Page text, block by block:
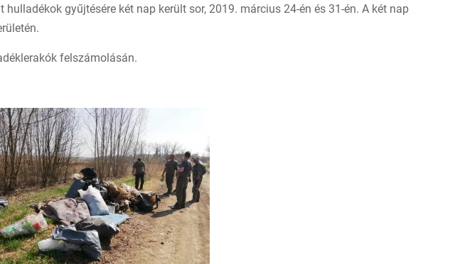
gyűjtésére két nap került sor, 2019. március 24-én és 31-én. A két nap
felszámolásán.